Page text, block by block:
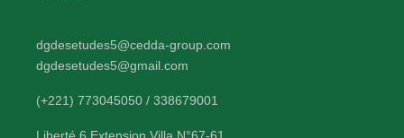
dgdesetudes5@cedda-group.com
dgdesetudes5@gmail.com
(+221) 773045050 / 338679001